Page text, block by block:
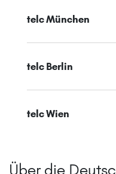
telc München
telc Berlin
telc Wien
Über die